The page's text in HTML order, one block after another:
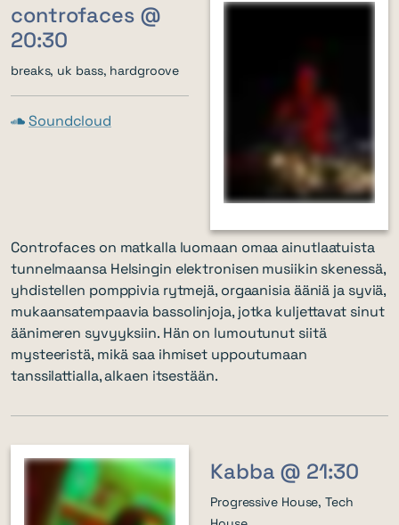
controfaces @
20:30
breaks, uk bass, hardgroove
Soundcloud
Controfaces on matkalla luomaan omaa ainutlaatuista
tunnelmaansa Helsingin elektronisen musiikin skenessä,
yhdistellen pomppivia rytmejä, orgaanisia ääniä ja syviä,
mukaansatempaavia bassolinjoja, jotka kuljettavat sinut
äänimeren syvyyksiin. Hän on lumoutunut siitä
mysteeristä, mikä saa ihmiset uppoutumaan
tanssilattialla, alkaen itsestään.
Kabba @ 21:30
Progressive House, Tech